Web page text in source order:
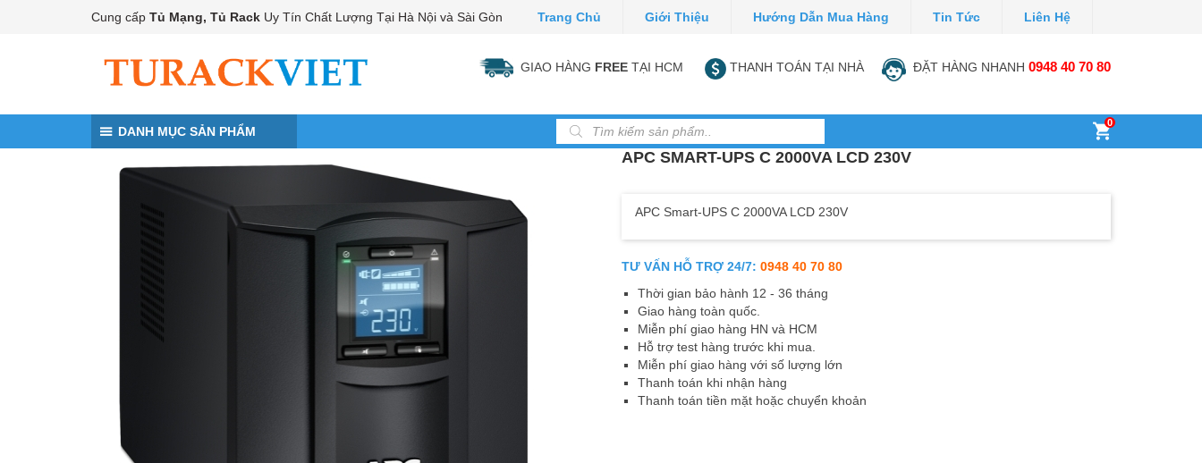
Cung cấp Tủ Mạng, Tủ Rack Uy Tín Chất Lượng Tại Hà Nội và Sài Gòn Trang Chủ Giới Thiệu Hướng Dẫn Mua Hàng Tin Tức Liên Hệ
GIAO HÀNG FREE TẠI HCM THANH TOÁN TẠI NHÀ ĐẶT HÀNG NHANH 0948 40 70 80
DANH MỤC SẢN PHẨM Tìm kiếm sản phẩm 0
APC SMART-UPS C 2000VA LCD 230V
APC Smart-UPS C 2000VA LCD 230V
TƯ VẤN HỖ TRỢ 24/7: 0948 40 70 80
Thời gian bảo hành 12 - 36 tháng
Giao hàng toàn quốc.
Miễn phí giao hàng HN và HCM
Hỗ trợ test hàng trước khi mua.
Miễn phí giao hàng với số lượng lớn
Thanh toán khi nhận hàng
Thanh toán tiền mặt hoặc chuyển khoản